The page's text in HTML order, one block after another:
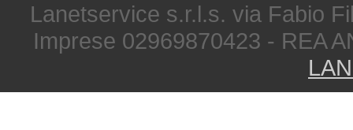
Lanetservice s.r.l.s. via Fabio
Imprese 02969870423 - REA